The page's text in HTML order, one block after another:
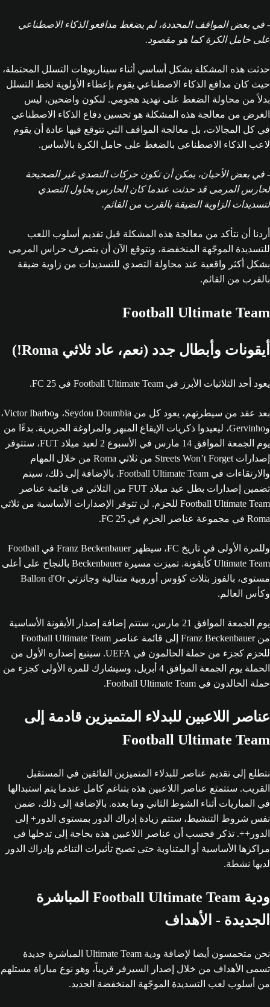
- في بعض المواقف المحددة، لم يضغط مدافعو الذكاء الاصطناعي
على حامل الكرة كما هو مقصود.
حدثت هذه المشكلة بشكل أساسي أثناء سيناريوهات التسلل المحتملة،
حيث كان مدافع الذكاء الاصطناعي يقوم بإعطاء الأولوية لخط التسلل
بدلاً من محاولة الضغط على تهديد هجومي. لنكون واضحين، ليس
الغرض من معالجة هذه المشكلة هو تحسين دفاع الذكاء الاصطناعي
في كل المجالات، بل معالجة المواقف التي تتوقع فيها عادة أن يقوم
لاعب الذكاء الاصطناعي بالضغط على حامل الكرة بالأساس.
- في بعض الأحيان، يمكن أن تكون حركات التصدي غير الصحيحة
لحارس المرمى قد حدثت عندما كان الحارس يحاول التصدي
لتسديدات الزاوية الضيقة بالقرب من القائم.
أردنا أن نتأكد من معالجة هذه المشكلة قبل تقديم أسلوب اللعب
للتسديدة الموجّهة المنخفضة، ونتوقع الآن أن يتصرف حراس المرمى
بشكل أكثر واقعية عند محاولة التصدي للتسديدات من زاوية ضيقة
بالقرب من القائم.
Football Ultimate Team
أيقونات وأبطال جدد (نعم، عاد ثلاثي Roma!)
يعود أحد الثلاثيات الأبرز في Football Ultimate Team في FC 25.
بعد عقد من سيطرتهم، يعود كل من Seydou Doumbia، وVictor Ibarbo،
وGervinho، ليعيدوا ذكريات الإيقاع المبهر والمراوغة الحريرية. بدءًا من
يوم الجمعة الموافق 14 مارس في الأسبوع 2 لعيد ميلاد FUT، ستتوفر
إصدارات Streets Won’t Forget من ثلاثي Roma من خلال المهام
والارتقاءات في Football Ultimate Team. بالإضافة إلى ذلك، سيتم
تضمين إصدارات بطل عيد ميلاد FUT من الثلاثي في قائمة عناصر
Football Ultimate Team للحزم. لن تتوفر الإصدارات الأساسية من ثلاثي
Roma في مجموعة عناصر الحزم في FC 25.
وللمرة الأولى في تاريخ FC، سيظهر Franz Beckenbauer في Football
Ultimate Team كأيقونة. تميزت مسيرة Beckenbauer بالنجاح على أعلى
مستوى، بالفوز بثلاث كؤوس أوروبية متتالية وجائزتي Ballon d'Or
وكأس العالم.
يوم الجمعة الموافق 21 مارس، ستتم إضافة إصدار الأيقونة الأساسية
من Franz Beckenbauer إلى قائمة عناصر Football Ultimate Team
للحزم كجزء من حملة الحالمون في UEFA. سيتبع إصداره الأول من
الحملة يوم الجمعة الموافق 4 أبريل، وسيشارك للمرة الأولى كجزء من
حملة الخالدون في Football Ultimate Team.
عناصر اللاعبين للبدلاء المتميزين قادمة إلى
Football Ultimate Team
نتطلع إلى تقديم عناصر للبدلاء المتميزين الفائقين في المستقبل
القريب. ستتمتع عناصر اللاعبين هذه بتناغم كامل عندما يتم استبدالها
في المباريات أثناء الشوط الثاني وما بعده. بالإضافة إلى ذلك، ضمن
نفس شروط التنشيط، ستتم زيادة إدراك الدور بمستوى الدور+ إلى
الدور++. تذكر فحسب أن عناصر اللاعبين هذه بحاجة إلى تدخلها في
مراكزها الأساسية أو المتناوبة حتى تصبح تأثيرات التناغم وإدراك الدور
لديها نشطة.
ودية Football Ultimate Team المباشرة
الجديدة - الأهداف
نحن متحمسون أيضا لإضافة ودية Ultimate Team المباشرة جديدة
تسمى الأهداف من خلال إصدار السيرفر قريباً، وهو نوع مباراة مستلهم
من أسلوب لعب التسديدة الموجّهة المنخفضة الجديد.